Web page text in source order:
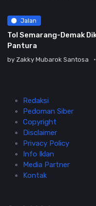
Jalan
Tol Semarang-Demak
Pantura
by Zakky Mubarok Santosa
Redaksi
Pedoman Siber
Copyright
Disclaimer
Privacy Policy
Info Iklan
Media Partner
Kontak